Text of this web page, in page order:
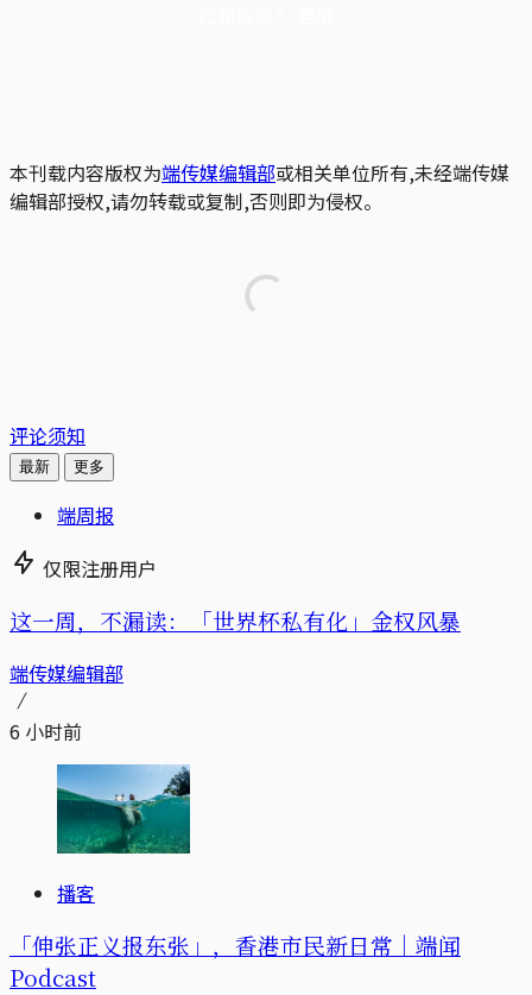
本刊载内容版权为端传媒编辑部或相关单位所有,未经端传媒
编辑部授权,请勿转载或复制,否则即为侵权。
评论须知
最新 更多
端周报
仅限注册用户
这一周，不漏读：「世界杯私有化」金权风暴
端传媒编辑部
6 小时前
播客
「伸张正义报东张」，香港市民新日常｜端闻
Podcast